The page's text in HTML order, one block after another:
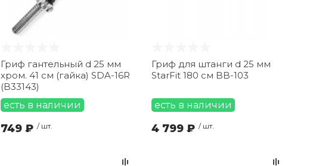
Гриф гантельный d 25 мм
хром. 41 см (гайка) SDA-16R
(B33143)
есть в наличии
749 ₽ / шт.
Гриф для штанги d 25 мм
StarFit 180 см BB-103
есть в наличии
4 799 ₽ / шт.